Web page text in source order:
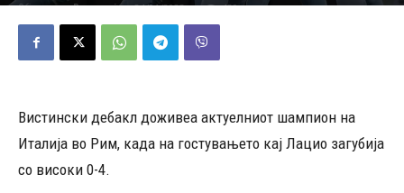
Објавено од Редакција - 24/01/2023 489
Вистински дебакл доживеа актуелниот шампион на
Италија во Рим, када на гостувањето кај Лацио загубија
со високи 0-4.